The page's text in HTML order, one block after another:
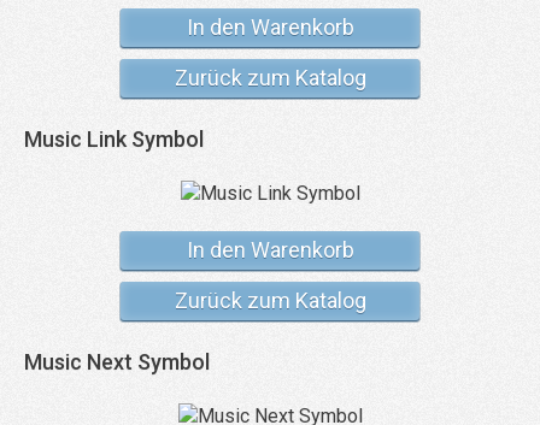
In den Warenkorb
Zurück zum Katalog
Music Link Symbol
In den Warenkorb
Zurück zum Katalog
Music Next Symbol